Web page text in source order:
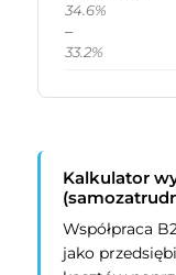
34.6%
–
33.2%
Kalkulator
Współpraca
jako